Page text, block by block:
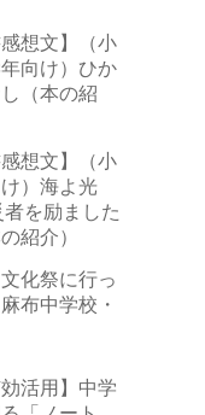
感想文】（小
向け）ひか
（本の紹
感想文】（小
）海よ光
を励ました
紹介）
化祭に行っ
布中学校・
効活用】中学